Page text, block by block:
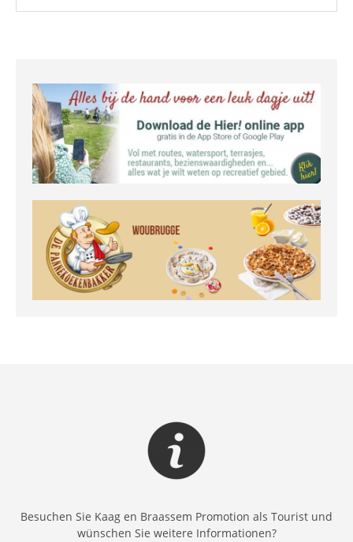
Besuchen Sie Kaag en Braassem Promotion als Tourist und
wünschen Sie weitere Informationen?